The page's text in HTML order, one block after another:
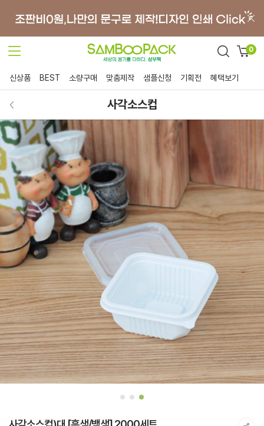
0
신상품 BEST 소량구매 맞춤제작 샘플신청 기획전 혜택보기
사각소스컵